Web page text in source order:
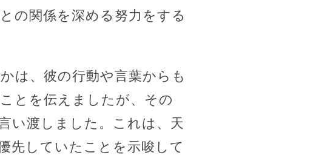
の関係を深める努力をする
は、彼の行動や言葉からも
とを伝えましたが、その
い渡しました。これは、天
先していたことを示唆して